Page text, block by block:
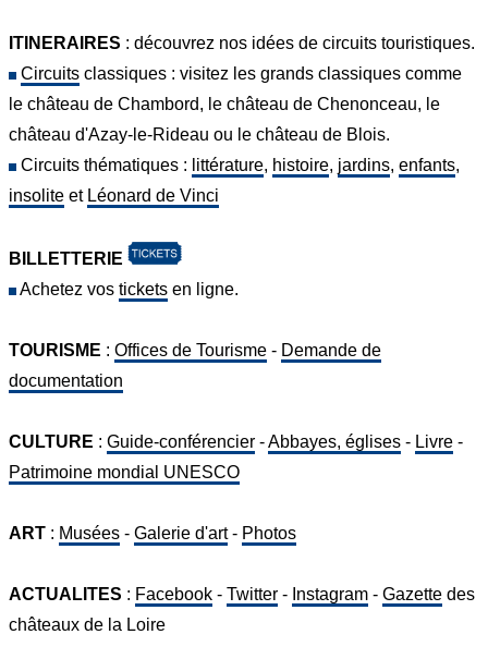
ITINERAIRES : découvrez nos idées de circuits touristiques.
Circuits classiques : visitez les grands classiques comme
le château de Chambord, le château de Chenonceau, le
château d'Azay-le-Rideau ou le château de Blois.
Circuits thématiques : littérature, histoire, jardins, enfants,
insolite et Léonard de Vinci
BILLETTERIE
Achetez vos tickets en ligne.
TOURISME : Offices de Tourisme - Demande de
documentation
CULTURE : Guide-conférencier -Abbayes, églises - Livre -
Patrimoine mondial UNESCO
ART : Musées - Galerie d'art- Photos
ACTUALITES : Facebook - Twitter - Instagram - Gazette des
châteaux de la Loire